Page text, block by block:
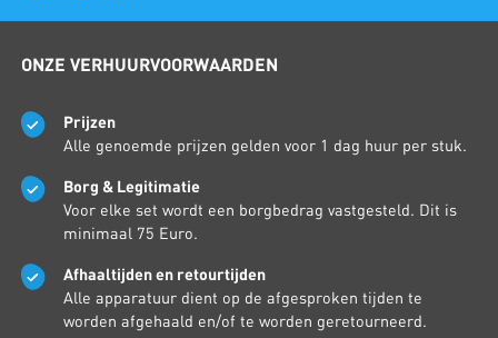
ONZE VERHUURVOORWAARDEN
Prijzen
Alle genoemde prijzen gelden voor 1 dag huur per stuk.
Borg & Legitimatie
Voor elke set wordt een borgbedrag vastgesteld. Dit is
minimaal 75 Euro.
Afhaaltijden en retourtijden
Alle apparatuur dient op de afgesproken tijden te
worden afgehaald en/of te worden geretourneerd.